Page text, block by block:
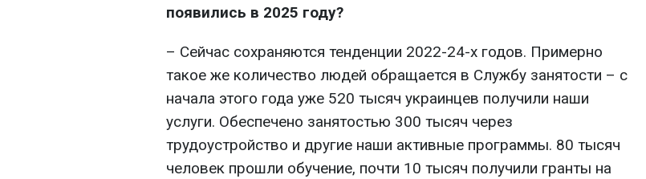
появились в 2025 году?
– Сейчас сохраняются тенденции 2022-24-х годов. Примерно
такое же количество людей обращается в Службу занятости – с
начала этого года уже 520 тысяч украинцев получили наши
услуги. Обеспечено занятостью 300 тысяч через
трудоустройство и другие наши активные программы. 80 тысяч
человек прошли обучение, почти 10 тысяч получили гранты на